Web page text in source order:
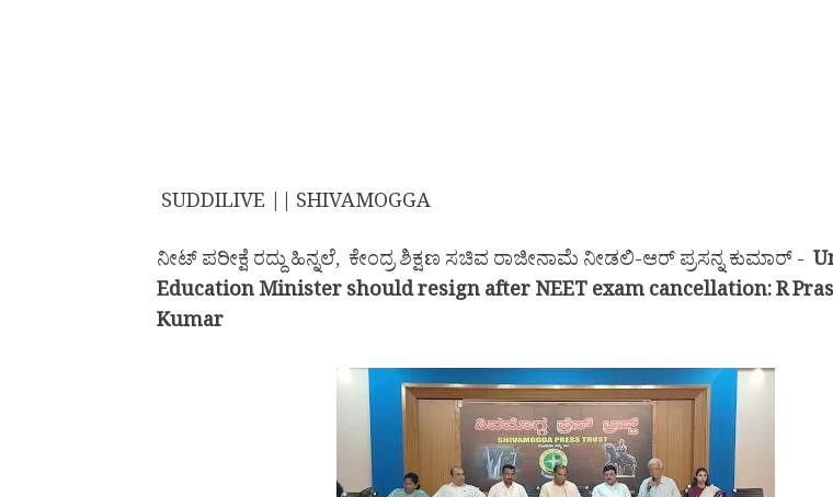
SUDDILIVE || SHIVAMOGGA
ನೀಟ್ ಪರೀಕ್ಷೆ ರದ್ದು ಹಿನ್ನಲೆ, ಕೇಂದ್ರ ಶಿಕ್ಷಣ ಸಚಿವ ರಾಜೀನಾಮೆ ನೀಡಲಿ-ಆರ್ ಪ್ರಸನ್ನ ಕುಮಾರ್ -
Education Minister should resign after NEET exam cancellation: R
Kumar